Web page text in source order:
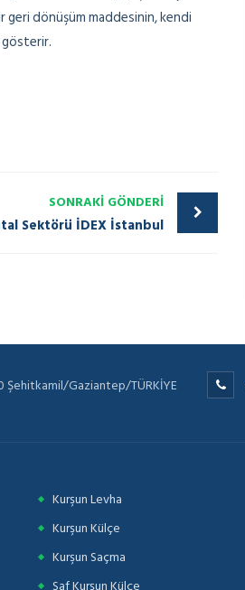
geri dönüşüm maddesinin, kendi
SONRAKI GÖNDERI
Sektörü İDEX İstanbul
Şehitkamil/Gaziantep/TÜRKİYE
Kurşun Levha
Kurşun Külçe
Kurşun Saçma